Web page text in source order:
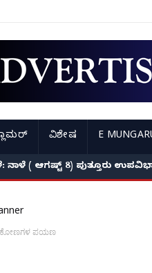
ವಿಶೇಷ E
( ಆಗಷ್ಟ್ 8) ಪುತ್ತೂರು
ಕೋಣಗಳ ಪಯಣ